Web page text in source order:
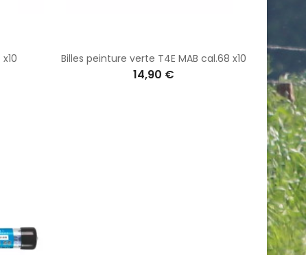
Billes peinture verte T4E MAB cal.68 x10
14,90 €